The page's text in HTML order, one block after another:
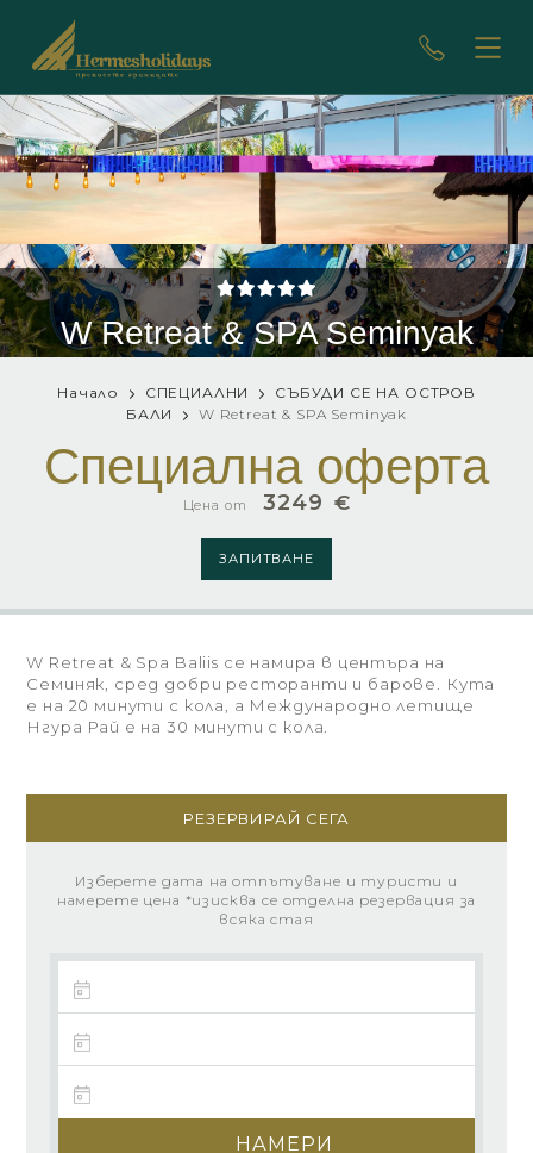
W Retreat & SPA Seminyak
Начало СПЕЦИАЛНИ
СЪБУДИ СЕ НА ОСТРОВ
БАЛИ
W Retreat & SPA Seminyak
Специална оферта
Цена от 3249 €
ЗАПИТВАНЕ
W Retreat & Spa Baliis се намира в центъра на
Семиняк, сред добри ресторанти и барове. Кута
е на 20 минути с кола, а Международно летище
Нгура Рай е на 30 минути с кола.
РЕЗЕРВИРАЙ СЕГА
Изберете дата на отпътуване и туристи и
намерете цена *изисква се отделна резервация за
всяка стая
НАМЕРИ